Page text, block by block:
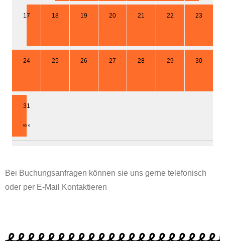
17 18 19 20 21 22 23
24 25 26 27 28 29 30
31
65 €
Bei Buchungsanfragen können sie uns gerne telefonisch
oder per E-Mail Kontaktieren